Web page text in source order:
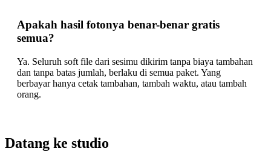
Apakah hasil fotonya benar-benar gratis
semua?
Ya. Seluruh soft file dari sesimu dikirim tanpa biaya tambahan
dan tanpa batas jumlah, berlaku di semua paket. Yang
berbayar hanya cetak tambahan, tambah waktu, atau tambah
orang.
Datang ke studio